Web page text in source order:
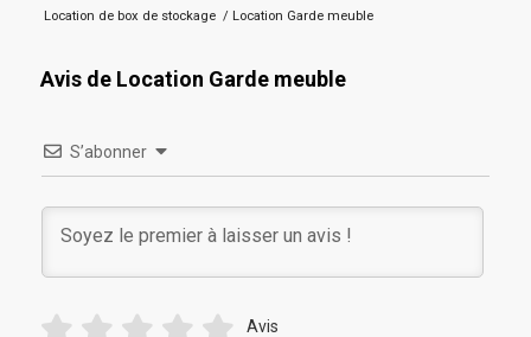
Location de box de stockage / Location Garde meuble
Avis de Location Garde meuble
S’abonner
Avis